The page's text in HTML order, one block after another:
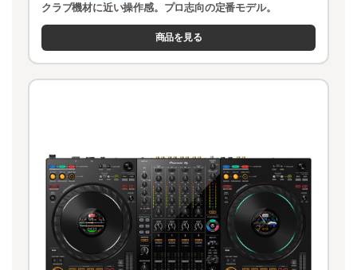
クラブ機材に近い操作感。プロ志向の定番モデル。
商品を見る